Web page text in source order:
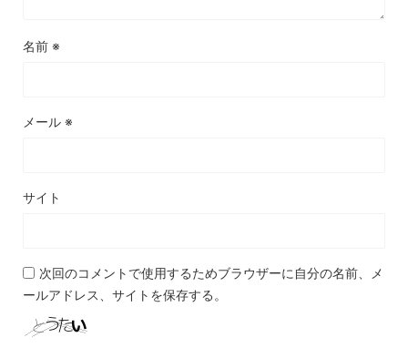
名前 ※
メール ※
サイト
次回のコメントで使用するためブラウザーに自分の名前、メ
ールアドレス、サイトを保存する。